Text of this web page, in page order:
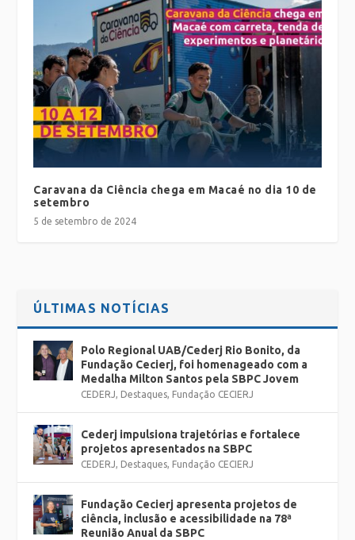
Caravana da Ciência chega em Macaé no dia 10 de
setembro
5 de setembro de 2024
ÚLTIMAS NOTÍCIAS
Polo Regional UAB/Cederj Rio Bonito, da
Fundação Cecierj, foi homenageado com a
Medalha Milton Santos pela SBPC Jovem
CEDERJ, Destaques, Fundação CECIERJ
Cederj impulsiona trajetórias e fortalece
projetos apresentados na SBPC
CEDERJ, Destaques, Fundação CECIERJ
Fundação Cecierj apresenta projetos de
ciência, inclusão e acessibilidade na 78ª
Reunião Anual da SBPC